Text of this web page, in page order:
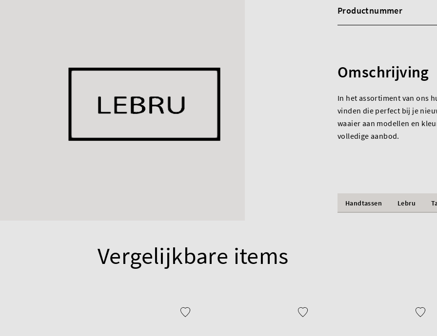
Productnummer
Omschrijving
In het assortiment van ons
vinden die perfect bij je
waaier aan modellen en
volledige aanbod.
Handtassen Lebru
Vergelijkbare items